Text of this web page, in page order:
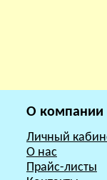
О компании
Личный
О нас
Прайс-листы